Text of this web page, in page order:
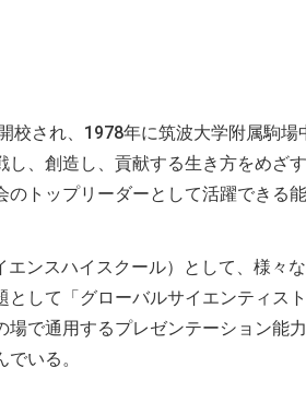
校され、1978年に筑波大学附属駒
、創造し、貢献する生き方をめざ
トップリーダーとして活躍できる
ンスハイスクール）として、様々
して「グローバルサイエンティス
で通用するプレゼンテーション能
いる。